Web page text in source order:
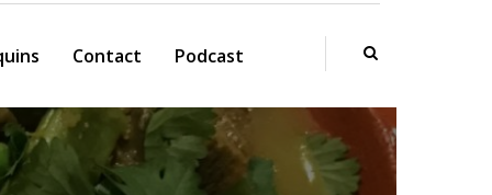
Contact Podcast